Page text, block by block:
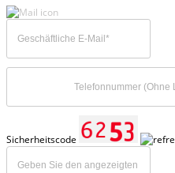
Sicherheitscode